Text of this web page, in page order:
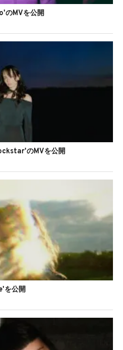
のMVを公開
のMVを公開
を公開